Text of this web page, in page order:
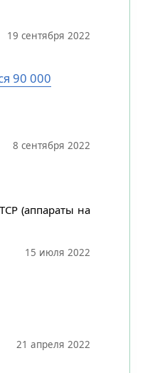
19 сентября 2022
90 000
8 сентября 2022
(аппараты на
15 июля 2022
21 апреля 2022